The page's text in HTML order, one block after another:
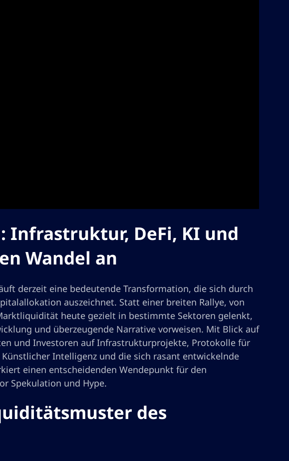
DeFi, KI und
Wandel an
derzeit eine bedeutende Transformation, die sich durch
auszeichnet. Statt einer breiten Rallye, von
heute gezielt in bestimmte Sektoren gelenkt,
und überzeugende Narrative vorweisen. Mit Blick auf
und Investoren auf Infrastrukturprojekte, Protokolle für
Intelligenz und die sich rasant entwickelnde
einen entscheidenden Wendepunkt für den
Spekulation und Hype.
des